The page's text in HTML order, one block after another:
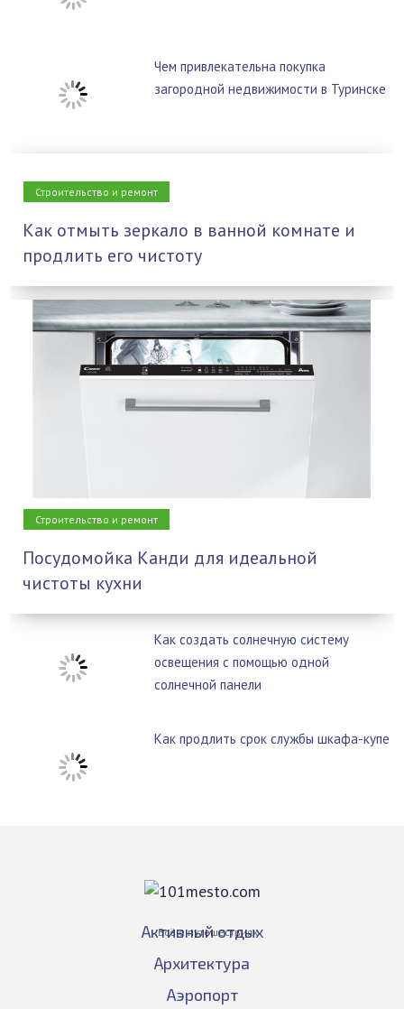
Чем привлекательна покупка
загородной недвижимости в Туринске
Строительство и ремонт
Как отмыть зеркало в ванной комнате и
продлить его чистоту
Строительство и ремонт
Посудомойка Канди для идеальной
чистоты кухни
Как создать солнечную систему
освещения с помощью одной
солнечной панели
Как продлить срок службы шкафа-купе
Всё о путешествиях
Активный отдых
Архитектура
Аэропорт